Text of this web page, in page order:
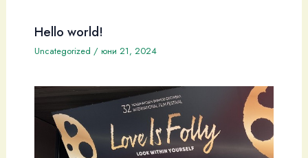
Hello world!
Uncategorized / юни 21, 2024